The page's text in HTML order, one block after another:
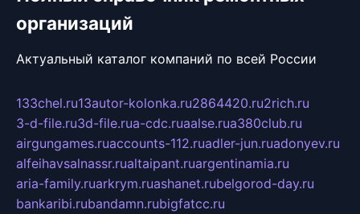
организаций
Актуальный каталог компаний по всей России
133chel.ru13autor-kolonka.ru2864420.ru2rich.ru
3-d-file.ru3d-file.rua-cdc.ruaalse.rua380club.ru
airgungames.ruaccounts-112.ruadler-jun.ruadonyev.ru
alfeihavsalnassr.rualtaipant.ruargentinamia.ru
aria-family.ruarkrym.ruashanet.rubelgorod-day.ru
bankaribi.rubandamn.rubigfatcc.ru